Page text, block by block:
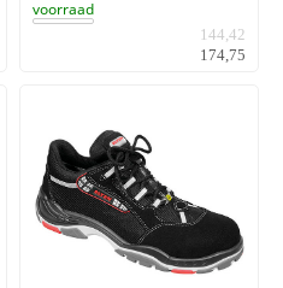
voorraad
144,42
174,75